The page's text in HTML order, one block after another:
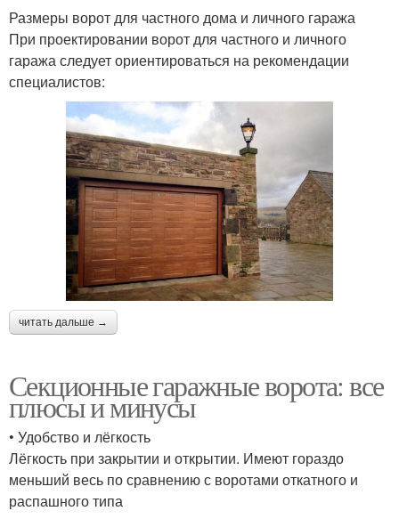
Размеры ворот для частного дома и личного гаража
При проектировании ворот для частного и личного
гаража следует ориентироваться на рекомендации
специалистов:
читать дальше →
Секционные гаражные ворота: все
плюсы и минусы
• Удобство и лёгкость
Лёгкость при закрытии и открытии. Имеют гораздо
меньший весь по сравнению с воротами откатного и
распашного типа